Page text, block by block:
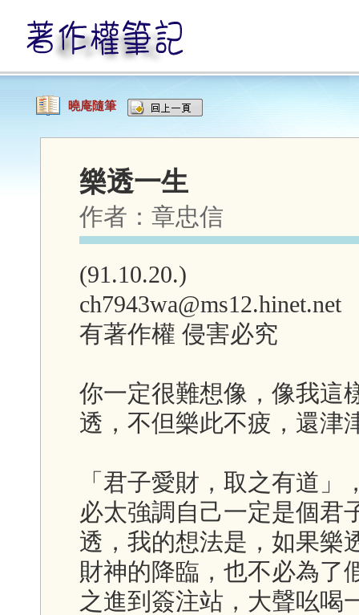
曉庵隨筆
樂透一生
作者： 章忠信
(91.10.20.)
ch7943wa@ms12.hinet.net
有著作權 侵害必究
你一定很難想像，像我這
透，不但樂此不疲，還津
「君子愛財，取之有道
必太強調自己一定是個君
透，我的想法是，如果樂
財神的降臨，也不必為了
之進到簽注站，大聲吆喝